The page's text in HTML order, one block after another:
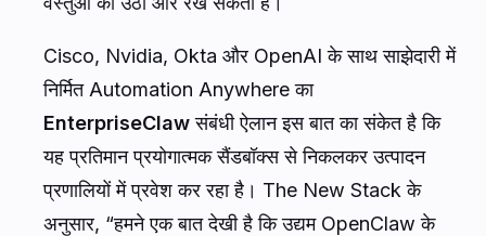
Cisco, Nvidia, Okta और OpenAI के साथ साझेदारी में
निर्मित Automation Anywhere का
EnterpriseClawसंबंधी ऐलान इस बात का संकेत है कि
यह प्रतिमान प्रयोगात्मक सैंडबॉक्स से निकलकर उत्पादन
प्रणालियों में प्रवेश कर रहा है। The New Stack के
अनुसार, “हमने एक बात देखी है कि उद्यम OpenClaw के